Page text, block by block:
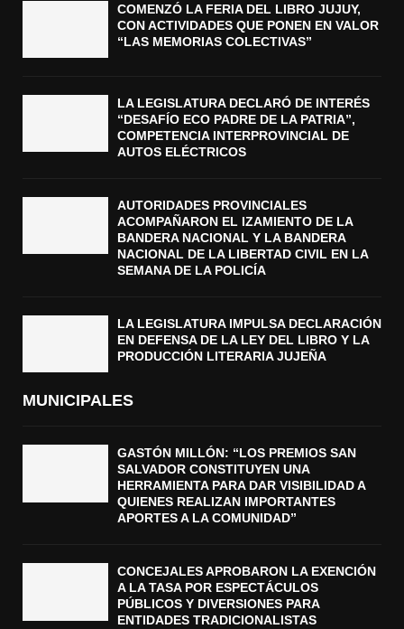
COMENZÓ LA FERIA DEL LIBRO JUJUY,
CON ACTIVIDADES QUE PONEN EN VALOR
“LAS MEMORIAS COLECTIVAS”
LA LEGISLATURA DECLARÓ DE INTERÉS
“DESAFÍO ECO PADRE DE LA PATRIA”,
COMPETENCIA INTERPROVINCIAL DE
AUTOS ELÉCTRICOS
AUTORIDADES PROVINCIALES
ACOMPAÑARON EL IZAMIENTO DE LA
BANDERA NACIONAL Y LA BANDERA
NACIONAL DE LA LIBERTAD CIVIL EN LA
SEMANA DE LA POLICÍA
LA LEGISLATURA IMPULSA DECLARACIÓN
EN DEFENSA DE LA LEY DEL LIBRO Y LA
PRODUCCIÓN LITERARIA JUJEÑA
MUNICIPALES
GASTÓN MILLÓN: “LOS PREMIOS SAN
SALVADOR CONSTITUYEN UNA
HERRAMIENTA PARA DAR VISIBILIDAD A
QUIENES REALIZAN IMPORTANTES
APORTES A LA COMUNIDAD”
CONCEJALES APROBARON LA EXENCIÓN
A LA TASA POR ESPECTÁCULOS
PÚBLICOS Y DIVERSIONES PARA
ENTIDADES TRADICIONALISTAS